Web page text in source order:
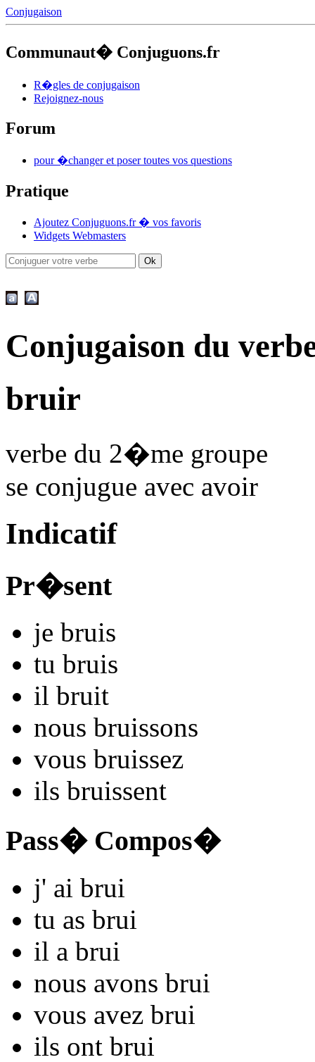
Conjugaison
Communaut� Conjuguons.fr
R�gles de conjugaison
Rejoignez-nous
Forum
pour �changer et poser toutes vos questions
Pratique
Ajoutez Conjuguons.fr � vos favoris
Widgets Webmasters
Conjugaison du
bruir
verbe du 2�me groupe
se conjugue avec avoir
Indicatif
Pr�sent
je bruis
tu bruis
il bruit
nous bruissons
vous bruissez
ils bruissent
Pass� Compos�
j' ai brui
tu as brui
il a brui
nous avons brui
vous avez brui
ils ont brui